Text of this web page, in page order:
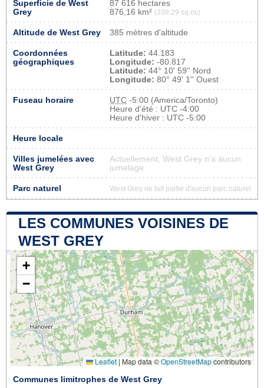
Superficie de West
Grey
87 616 hectares
876,16 km² (338,29 sq mi)
Altitude de West Grey 385 mètres d'altitude
Coordonnées
géographiques
Latitude: 44.183
Longitude: -80.817
Latitude: 44° 10' 59'' Nord
Longitude: 80° 49' 1'' Ouest
Fuseau horaire UTC -5:00 (America/Toronto)
Heure d'été : UTC -4:00
Heure d'hiver : UTC -5:00
Heure locale
Villes jumelées avec
West Grey
Actuellement, West Grey n'a aucun
jumelage
Parc naturel West Grey ne fait partie d'aucun parc naturel
LES COMMUNES VOISINES DE
WEST GREY
+
−
Leaflet | Map data ©OpenStreetMapcontributors
Communes limitrophes de West Grey